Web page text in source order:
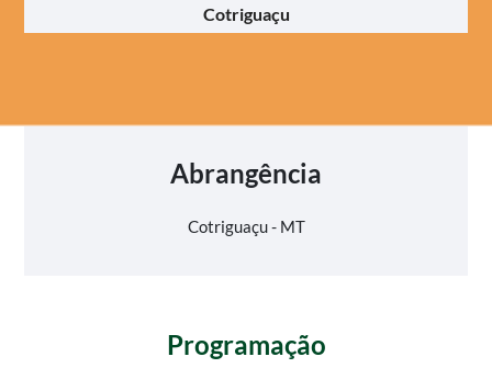
Cotriguaçu
Abrangência
Cotriguaçu - MT
Programação